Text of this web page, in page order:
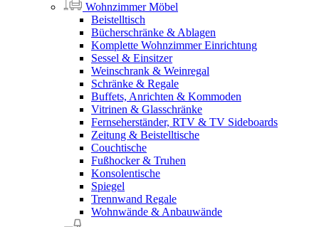
Wohnzimmer Möbel
Beistelltisch
Bücherschränke & Ablagen
Komplette Wohnzimmer Einrichtung
Sessel & Einsitzer
Weinschrank & Weinregal
Schränke & Regale
Buffets, Anrichten & Kommoden
Vitrinen & Glasschränke
Fernseherständer, RTV & TV Sideboards
Zeitung & Beistelltische
Couchtische
Fußhocker & Truhen
Konsolentische
Spiegel
Trennwand Regale
Wohnwände & Anbauwände